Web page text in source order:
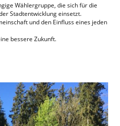
Wählergruppe, die sich für die
Stadtentwicklung einsetzt.
und den Einfluss eines jeden
bessere Zukunft.